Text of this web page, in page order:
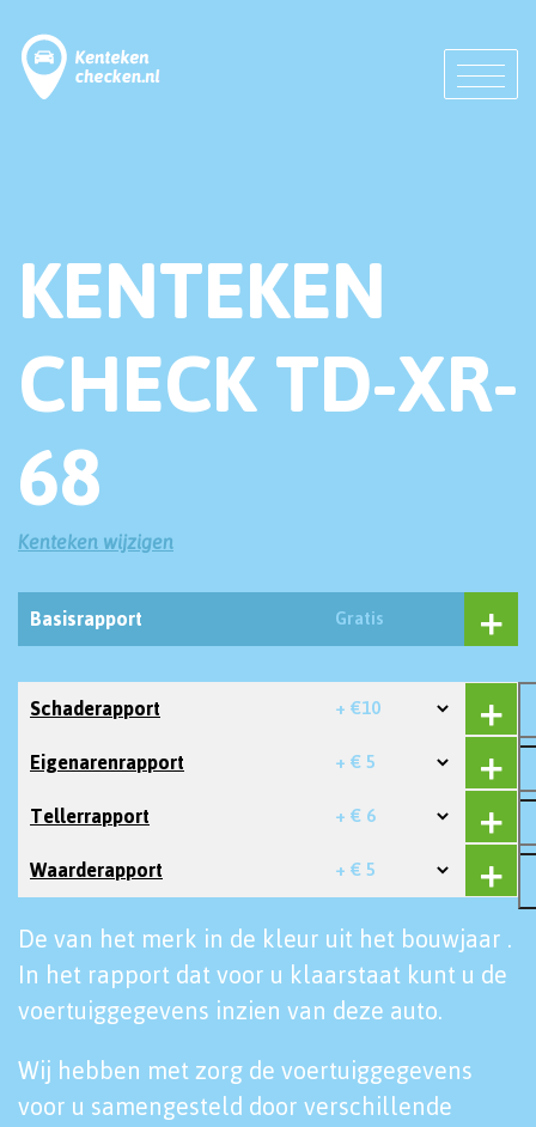
KENTEKEN
CHECK TD-XR-
68
Kenteken wijzigen
Basisrapport Gratis
Schaderapport + €10
Eigenarenrapport + € 5
Tellerrapport + € 6
Waarderapport + € 5
De van het merk in de kleur uit het bouwjaar .
In het rapport dat voor u klaarstaat kunt u de
voertuiggegevens inzien van deze auto.
Wij hebben met zorg de voertuiggegevens
voor u samengesteld door verschillende